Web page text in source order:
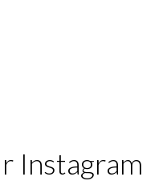
Instagram